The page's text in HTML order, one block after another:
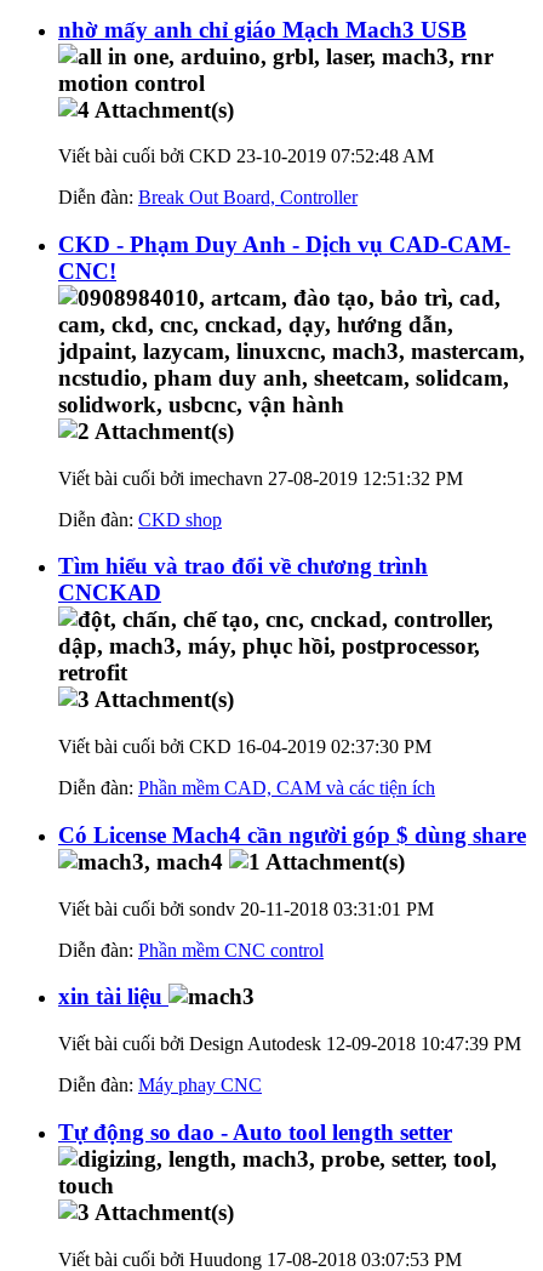
nhờ mấy anh chỉ giáo Mạch Mach3 USB
Viết bài cuối bởi CKD 23-10-2019 07:52:48 AM
Diễn đàn: Break Out Board, Controller
CKD - Phạm Duy Anh - Dịch vụ CAD-CAM-
CNC!
Viết bài cuối bởi imechavn 27-08-2019 12:51:32 PM
Diễn đàn: CKD shop
Tìm hiểu và trao đổi về chương trình
CNCKAD
Viết bài cuối bởi CKD 16-04-2019 02:37:30 PM
Diễn đàn: Phần mềm CAD, CAM và các tiện ích
Có License Mach4 cần người góp $ dùng share
Viết bài cuối bởi sondv 20-11-2018 03:31:01 PM
Diễn đàn: Phần mềm CNC control
xin tài liệu
Viết bài cuối bởi Design Autodesk 12-09-2018 10:47:39 PM
Diễn đàn: Máy phay CNC
Tự động so dao - Auto tool length setter
Viết bài cuối bởi Huudong 17-08-2018 03:07:53 PM